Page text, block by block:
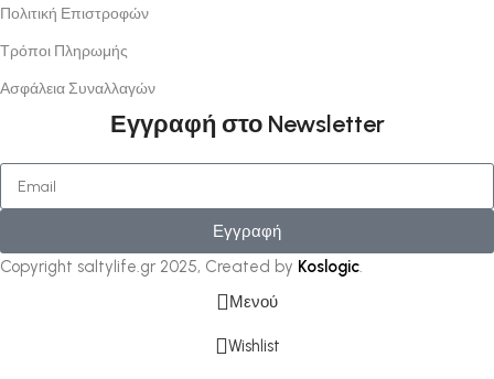
Πολιτική Επιστροφών
Τρόποι Πληρωμής
Ασφάλεια Συναλλαγών
Εγγραφή στο Newsletter
Εγγραφή
Copyright saltylife.gr 2025, Created by Koslogic.
Μενού
Wishlist